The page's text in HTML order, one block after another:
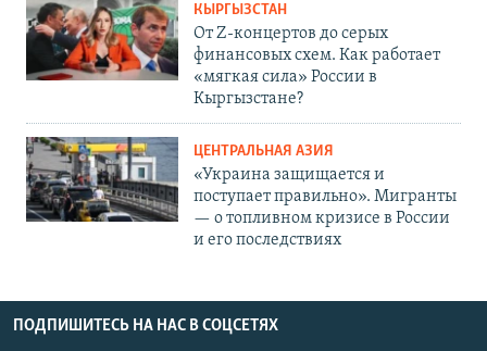
КЫРГЫЗСТАН
От Z-концертов до серых
финансовых схем. Как работает
«мягкая сила» России в
Кыргызстане?
ЦЕНТРАЛЬНАЯ АЗИЯ
«Украина защищается и
поступает правильно». Мигранты
— о топливном кризисе в России
и его последствиях
ПОДПИШИТЕСЬ НА НАС В СОЦСЕТЯХ